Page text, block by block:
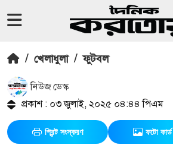
/ খেলাধুলা / ফুটবল
নিউজ ডেস্ক
প্রকাশ : ০৩ জুলাই, ২০২৫ ০৪:৪৪ পিএম
প্রিন্ট সংস্করণ ফটো কার্ড